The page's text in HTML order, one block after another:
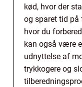
kød, hvor der
og sparet tid på
hvor du
kan også være
udnyttelse af
trykkogere og